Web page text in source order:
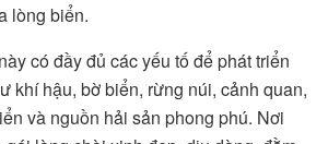
lòng biển.
có đầy đủ các yếu tố để phát triển
khí hậu, bờ biển, rừng núi, cảnh quan,
và nguồn hải sản phong phú. Nơi